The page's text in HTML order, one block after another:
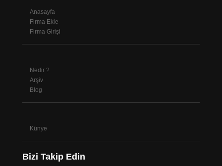
Anasayfa
Firma Ekle
Firma Girişi
Nedir ?
Arşiv
Blog
Künye
Bizi Takip Edin